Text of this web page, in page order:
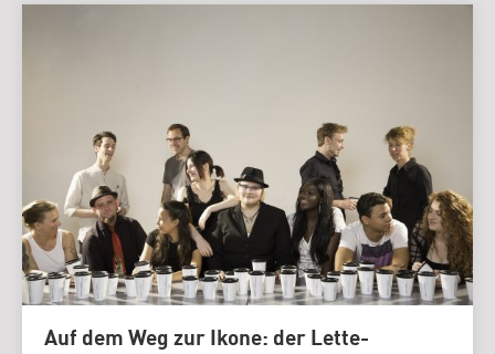
Auf dem Weg zur Ikone: der Lette-